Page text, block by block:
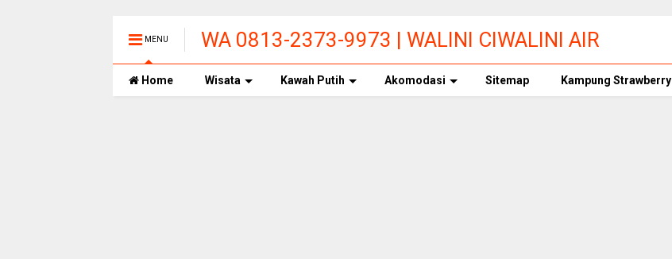
MENU
WA 0813-2373-9973 | WALINI CIWALINI AIR
PANAS ALAMI TERBERSIH CIWIDEY
BANDUNG
Home Wisata Kawah Putih Akomodasi Sitemap Kampung Strawberry